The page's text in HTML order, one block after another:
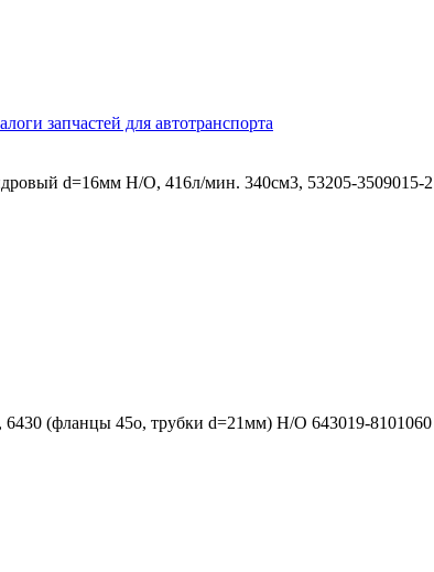
запчастей для автотранспорта
d=16мм Н/О, 416л/мин. 340см3, 53205-
6430 (фланцы 45о, трубки d=21мм) Н/О 643019-